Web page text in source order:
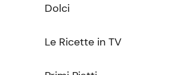
Dolci
Le Ricette in TV